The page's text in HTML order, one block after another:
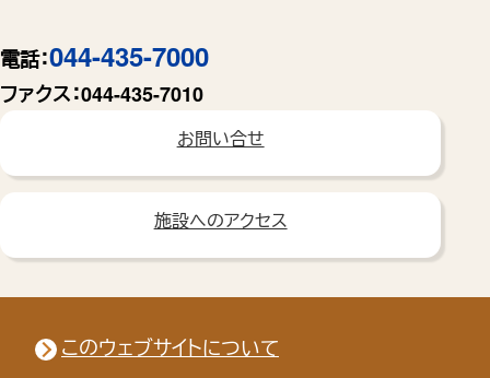
電話：044-435-7000
ファクス：044-435-7010
お問い合せ
施設へのアクセス
このウェブサイトについて